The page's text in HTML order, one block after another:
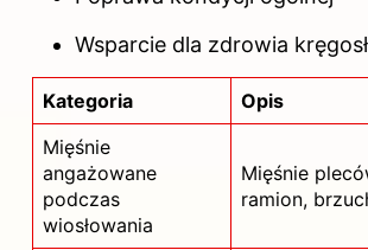
Wsparcie dla zdrowia
Kategoria
Opis
Mięśnie
angażowane
podczas
wiosłowania
Mięśnie
ramion,